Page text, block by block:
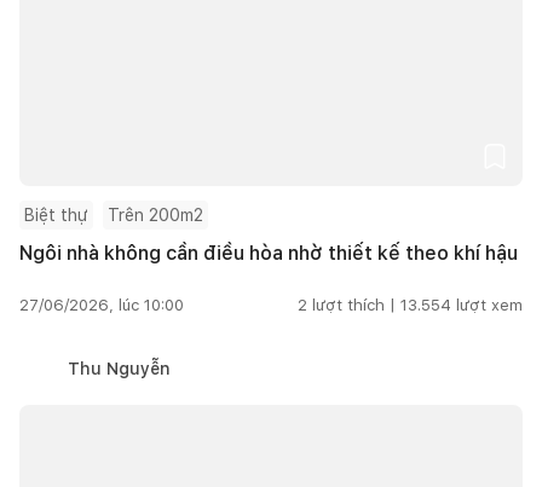
Biệt thự Trên 200m2
Ngôi nhà không cần điều hòa nhờ thiết kế theo khí hậu
27/06/2026, lúc 10:00 2 lượt thích | 13.554 lượt xem
Thu Nguyễn